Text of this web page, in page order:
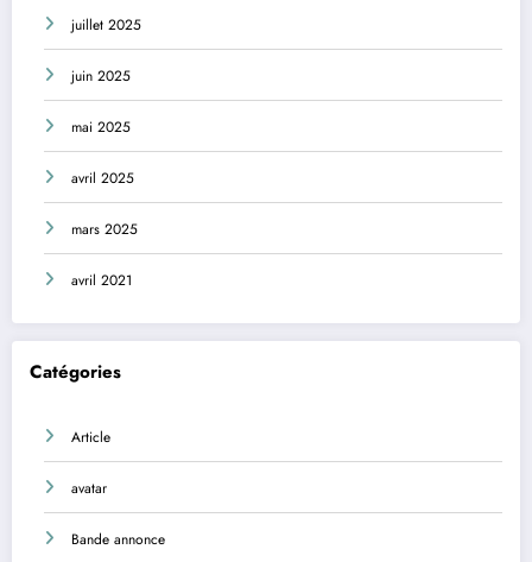
juillet 2025
juin 2025
mai 2025
avril 2025
mars 2025
avril 2021
Catégories
Article
avatar
Bande annonce